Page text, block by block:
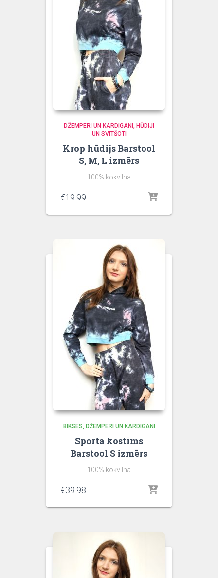
DŽEMPERI UN KARDIGANI
HŪDIJI
UN SVITŠOTI
Krop hūdijs Barstool
S, M, L izmērs
100% kokvilna
€19.99
BIKSES DŽEMPERI UN KARDIGANI
Sporta kostīms
Barstool S izmērs
100% kokvilna
€39.98